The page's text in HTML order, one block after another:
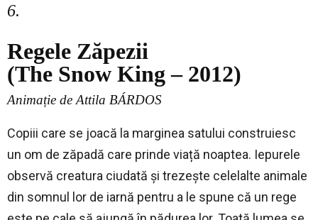
6.
Regele Zăpezii
(The Snow King – 2012)
Animație de Attila BÁRDOS
Copiii care se joacă la marginea satului construiesc
un om de zăpadă care prinde viață noaptea. Iepurele
observă creatura ciudată și trezește celelalte animale
din somnul lor de iarnă pentru a le spune că un rege